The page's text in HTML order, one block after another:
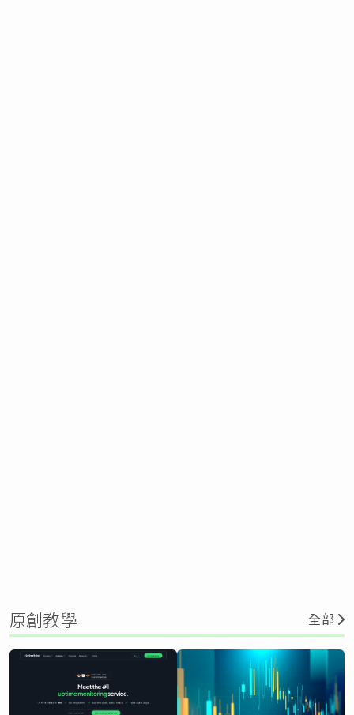
原創教學 全部